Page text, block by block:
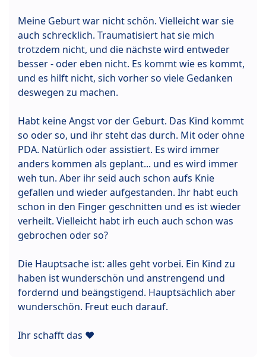
Meine Geburt war nicht schön. Vielleicht war sie
auch schrecklich. Traumatisiert hat sie mich
trotzdem nicht, und die nächste wird entweder
besser - oder eben nicht. Es kommt wie es kommt,
und es hilft nicht, sich vorher so viele Gedanken
deswegen zu machen.
Habt keine Angst vor der Geburt. Das Kind kommt
so oder so, und ihr steht das durch. Mit oder ohne
PDA. Natürlich oder assistiert. Es wird immer
anders kommen als geplant... und es wird immer
weh tun. Aber ihr seid auch schon aufs Knie
gefallen und wieder aufgestanden. Ihr habt euch
schon in den Finger geschnitten und es ist wieder
verheilt. Vielleicht habt irh euch auch schon was
gebrochen oder so?
Die Hauptsache ist: alles geht vorbei. Ein Kind zu
haben ist wunderschön und anstrengend und
fordernd und beängstigend. Hauptsächlich aber
wunderschön. Freut euch darauf.
Ihr schafft das ♥